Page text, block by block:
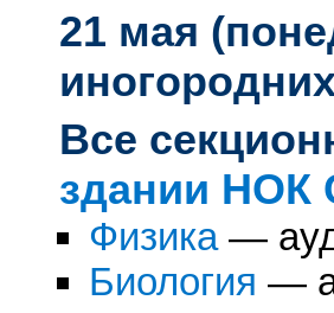
21 мая
Все
здании
Физика—
Биология —